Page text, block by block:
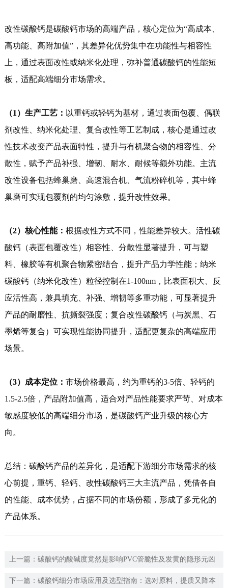
改性碳酸钙是碳酸钙市场的高端产品，核心定位为“高成本、
高功能、高附加值”，其差异化优势集中在功能性与相容性
上，通过表面改性或纳米化处理，弥补普通碳酸钙的性能短
板，适配高端细分市场需求。
（1）生产工艺： 以重钙或轻钙为基材，通过表面包覆、偶联
剂改性、纳米化处理、复合改性等工艺制成，核心是通过改
性技术改变产品表面特性，提升与有机聚合物的相容性、分
散性，赋予产品补强、增韧、耐水、耐候等额外功能。主流
改性设备包括蜂巢磨、高速混合机、气流粉碎机等，其中蜂
巢磨可实现包覆剂的均匀涂敷，提升改性效果。
（2）核心性能： 根据改性方式不同，性能差异较大。活性碳
酸钙（表面包覆改性）相容性、分散性显著提升，可与塑
料、橡胶等有机聚合物紧密结合，提升产品力学性能；纳米
碳酸钙（纳米化改性）粒径控制在1-100nm，比表面积大、反
应活性高，兼具填充、补强、增韧等多重功能，可显著提升
产品的耐磨性、抗撕裂强度；复合改性碳酸钙（与炭黑、石
墨烯等复合）可实现性能协同提升，适配更复杂的高端应用
场景。
（3）成本定位： 市场价格最高，约为重钙的3-5倍、轻钙的
1.5-2.5倍，产品附加值高，适合对产品性能要求严苛、对成本
敏感度较低的高端细分市场，是碳酸钙产业升级的核心方
向。
总结：碳酸钙产品的差异化，是适配下游细分市场需求的核
心前提，重钙、轻钙、改性碳酸钙三大主流产品，凭借各自
的性能、成本优势，占据不同的市场份额，形成了多元化的
产品体系。
上一篇： 碳酸钙的酸碱度竟然是影响PVC管脆性及发黄的隐形元凶
下一篇： 碳酸钙细分市场应用及选型指南：选对原料，提质又降本